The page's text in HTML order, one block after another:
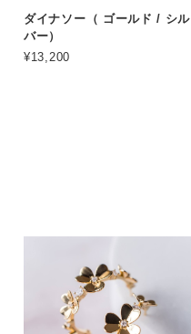
ダイナソー（ ゴールド / シル
バー）
¥13,200